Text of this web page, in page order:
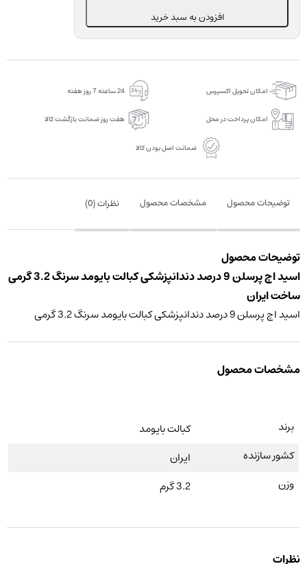
درصد
دندانپزشکی
بایومد
گرمی
عدد
افزودن به سبد خرید
امکان تحویل اکسپرس 24 ساعته 7 روز هفته
امکان پرداخت در محل هفت روز ضمانت بازگشت کالا
ضمانت اصل بودن کالا
توضیحات محصول مشخصات محصول نظرات (0
)
توضیحات محصول
اسید اچ پرسلن 9 درصد دندانپزشکی کبالت بایومد سرنگ 3.2 گرمی
ساخت ایران
اسید اچ پرسلن 9 درصد دندانپزشکی کبالت بایومد سرنگ 3.2 گرمی
مشخصات محصول
برند
کبالت بایومد
کشور سازنده
ایران
وزن
3.2 گرم
نظرات